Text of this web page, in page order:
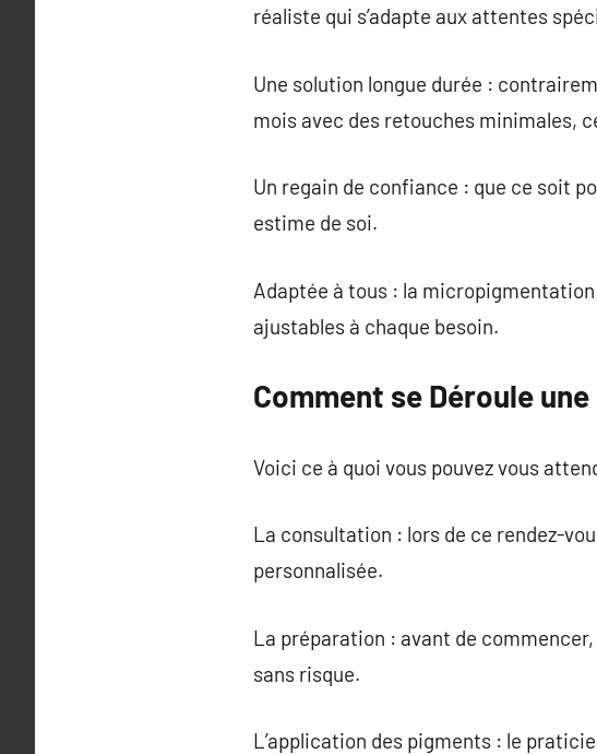
réaliste qui s’adapte aux attentes
Une solution longue durée :
mois avec des retouches minimales,
Un regain de confiance : que ce soit
estime de soi.
Adaptée à tous : la
ajustables à chaque besoin.
Comment se Déroule
Voici ce à quoi vous pouvez vous
La consultation : lors de ce rendez-
personnalisée.
La préparation : avant de
sans risque.
L’application des pigments : le